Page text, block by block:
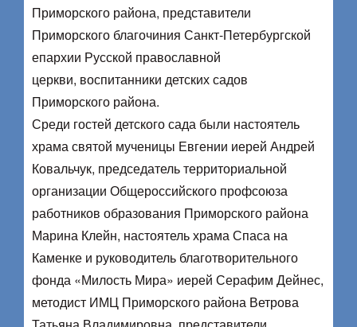
Приморского района, представители
Приморского благочиния Санкт-Петербургской
епархии Русской православной
церкви, воспитанники детских садов
Приморского района.
Среди гостей детского сада были настоятель
храма святой мученицы Евгении иерей Андрей
Ковальчук, председатель территориальной
организации Общероссийского профсоюза
работников образования Приморского района
Марина Клейн, настоятель храма Спаса на
Каменке и руководитель благотворительного
фонда «Милость Мира» иерей Серафим Дейнес,
методист ИМЦ Приморского района Ветрова